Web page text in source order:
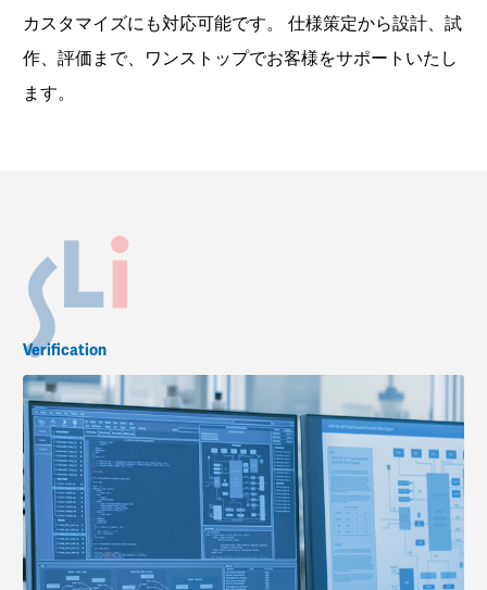
カスタマイズにも対応可能です。 仕様策定から設計、試
作、評価まで、ワンストップでお客様をサポートいたし
ます。
Verification